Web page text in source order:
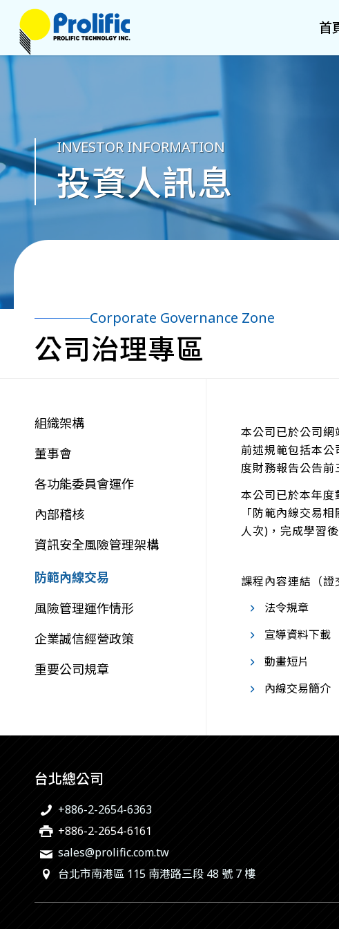
首
INVESTOR INFORMATION
投資人訊息
Corporate Governance Zone
公司治理專區
本公司已於公司網
前述規範包括本
度財務報告公告前
本公司已於本年度
「防範內線交易
人次)，完成學習
課程內容連結（證
法令規章
宣導資料下載
動畫短片
內線交易簡介
組織架構
董事會
各功能委員會運作
內部稽核
資訊安全風險管理架構
防範內線交易
風險管理運作情形
企業誠信經營政策
重要公司規章
台北總公司
+886-2-2654-6363
+886-2-2654-6161
sales@prolific.com.tw
台北市南港區 115 南港路三段 48 號 7 樓